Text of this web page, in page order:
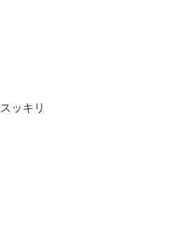
スッキリ